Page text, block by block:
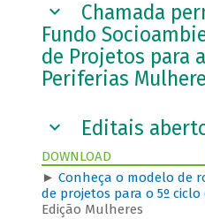
Chamada
Fundo
de Projetos para
Periferias
Editais
DOWNLOAD
► Conheça o modelo de
de projetos para o 5º ciclo
Edição Mulheres